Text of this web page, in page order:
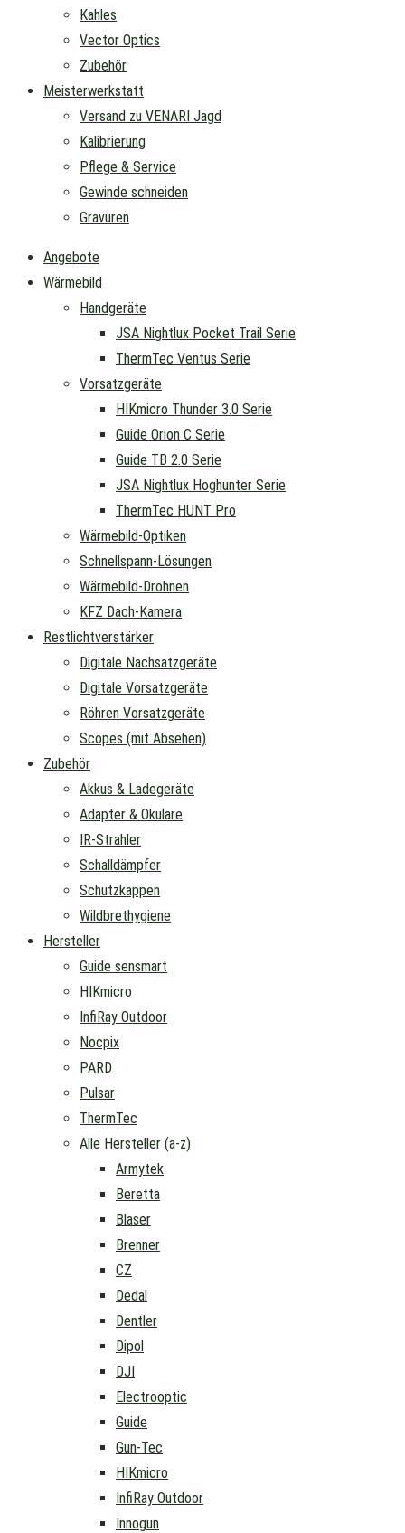
Kahles
Vector Optics
Zubehör
Meisterwerkstatt
Versand zu VENARI Jagd
Kalibrierung
Pflege & Service
Gewinde schneiden
Gravuren
Angebote
Wärmebild
Handgeräte
JSA Nightlux Pocket Trail Serie
ThermTec Ventus Serie
Vorsatzgeräte
HIKmicro Thunder 3.0 Serie
Guide Orion C Serie
Guide TB 2.0 Serie
JSA Nightlux Hoghunter Serie
ThermTec HUNT Pro
Wärmebild-Optiken
Schnellspann-Lösungen
Wärmebild-Drohnen
KFZ Dach-Kamera
Restlichtverstärker
Digitale Nachsatzgeräte
Digitale Vorsatzgeräte
Röhren Vorsatzgeräte
Scopes (mit Absehen)
Zubehör
Akkus & Ladegeräte
Adapter & Okulare
IR-Strahler
Schalldämpfer
Schutzkappen
Wildbrethygiene
Hersteller
Guide sensmart
HIKmicro
InfiRay Outdoor
Nocpix
PARD
Pulsar
ThermTec
Alle Hersteller (a-z)
Armytek
Beretta
Blaser
Brenner
CZ
Dedal
Dentler
Dipol
DJI
Electrooptic
Guide
Gun-Tec
HIKmicro
InfiRay Outdoor
Innogun